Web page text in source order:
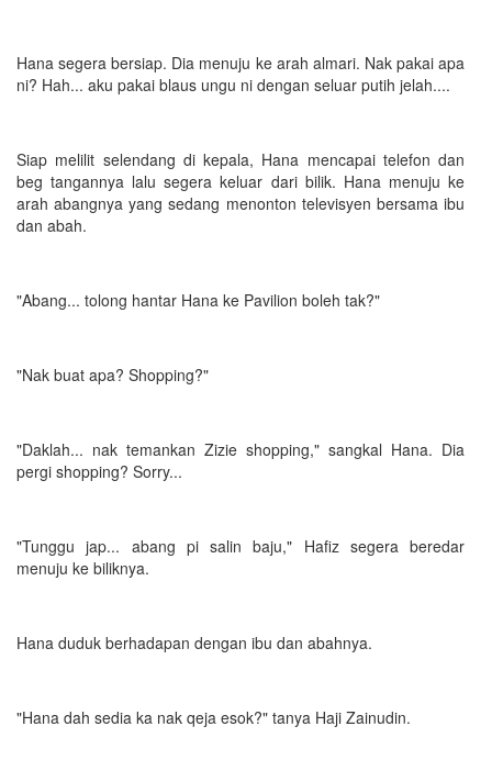
Hana segera bersiap. Dia menuju ke arah almari. Nak pakai apa
ni? Hah... aku pakai blaus ungu ni dengan seluar putih jelah....
Siap melilit selendang di kepala, Hana mencapai telefon dan
beg tangannya lalu segera keluar dari bilik. Hana menuju ke
arah abangnya yang sedang menonton televisyen bersama ibu
dan abah.
"Abang... tolong hantar Hana ke Pavilion boleh tak?"
"Nak buat apa? Shopping?"
"Daklah... nak temankan Zizie shopping," sangkal Hana. Dia
pergi shopping? Sorry...
"Tunggu jap... abang pi salin baju," Hafiz segera beredar
menuju ke biliknya.
Hana duduk berhadapan dengan ibu dan abahnya.
"Hana dah sedia ka nak qeja esok?" tanya Haji Zainudin.